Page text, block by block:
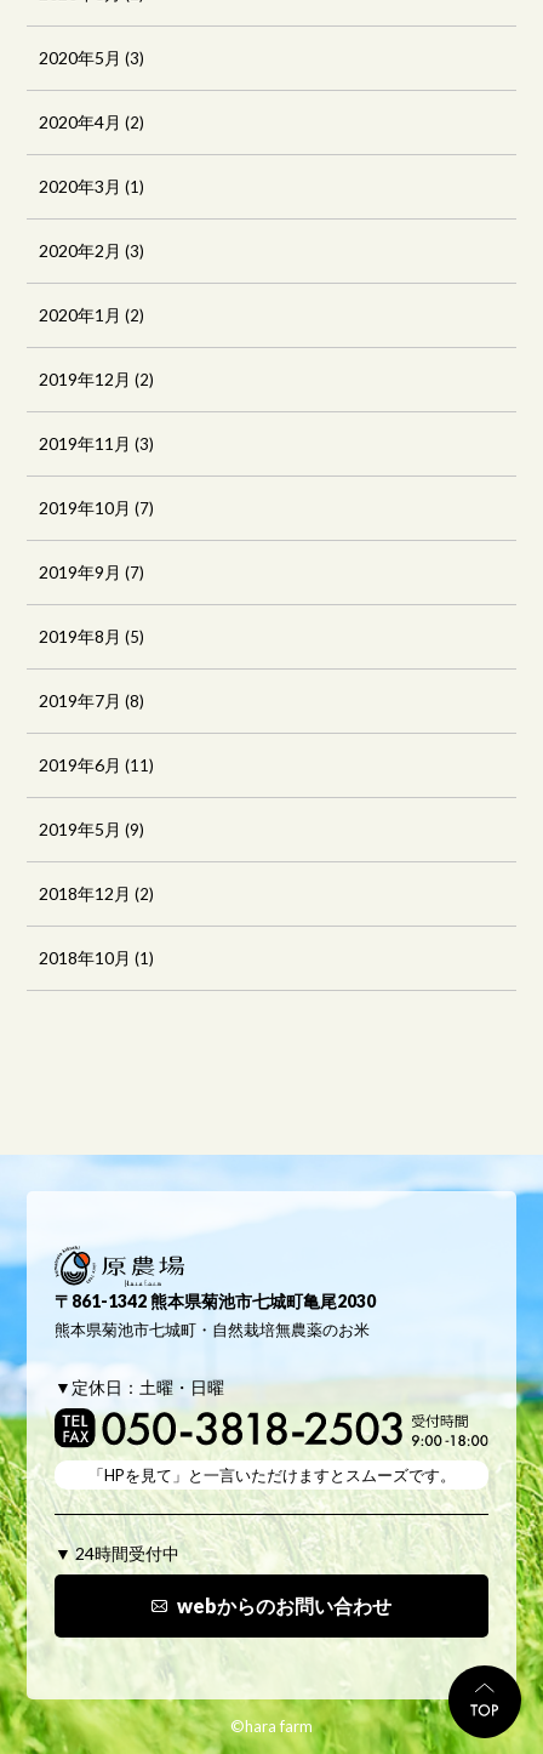
2020年5月 (3)
2020年4月 (2)
2020年3月 (1)
2020年2月 (3)
2020年1月 (2)
2019年12月 (2)
2019年11月 (3)
2019年10月 (7)
2019年9月 (7)
2019年8月 (5)
2019年7月 (8)
2019年6月 (11)
2019年5月 (9)
2018年12月 (2)
2018年10月 (1)
〒861-1342 熊本県菊池市七城町亀尾2030
熊本県菊池市七城町・自然栽培無農薬のお米
▼定休日：土曜・日曜
「HPを見て」と一言いただけますとスムーズです。
▼ 24時間受付中
webからのお問い合わせ
©hara farm